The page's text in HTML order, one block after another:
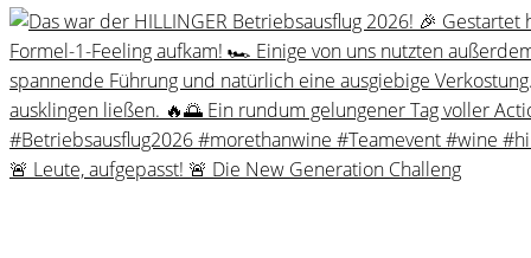
🚨 Leute, aufgepasst! 🚨 Die New Generation Challeng